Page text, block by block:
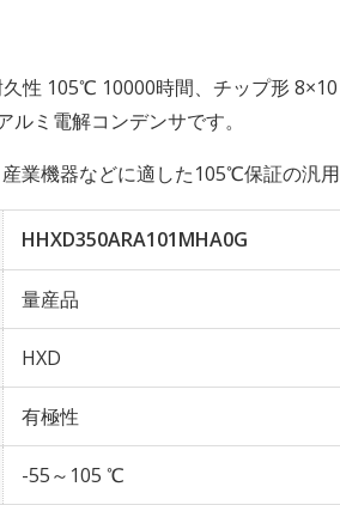
性 105℃ 10000時間、チップ形
ミ電解コンデンサです。
業機器などに適した105℃保証の汎用
HHXD350ARA101MHA0G
量産品
HXD
有極性
-55～105 ℃